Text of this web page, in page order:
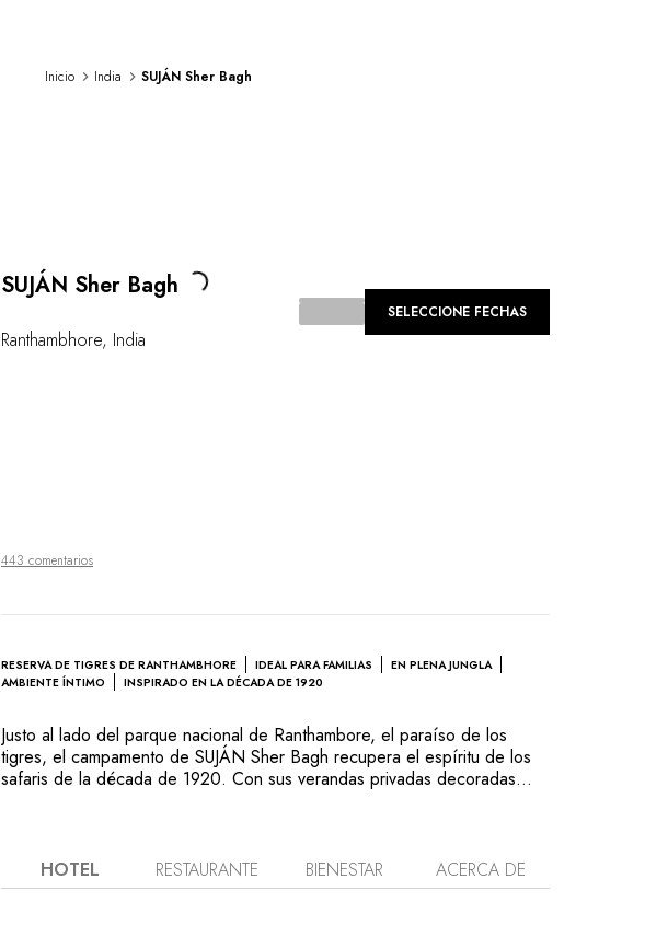
Inicio India SUJÁN Sher Bagh
SUJÁN Sher Bagh
Loading...
Ranthambhore, India
SELECCIONE FECHAS
443 comentarios
RESERVA DE TIGRES DE RANTHAMBHORE IDEAL PARA FAMILIAS
EN PLENA JUNGLA
AMBIENTE ÍNTIMO
INSPIRADO EN LA DÉCADA DE 1920
Justo al lado del parque nacional de Ranthambore, el paraíso de los
tigres, el campamento de SUJÁN Sher Bagh recupera el espíritu de los
safaris de la década de 1920. Con sus verandas privadas decoradas
jungla está repleta de ruinas de palacios, cenotafios y mansiones, ahora
habitadas por una espectacular fauna salvaje. Gracias a su profundo
HOTEL RESTAURANTE BIENESTAR ACERCA DE